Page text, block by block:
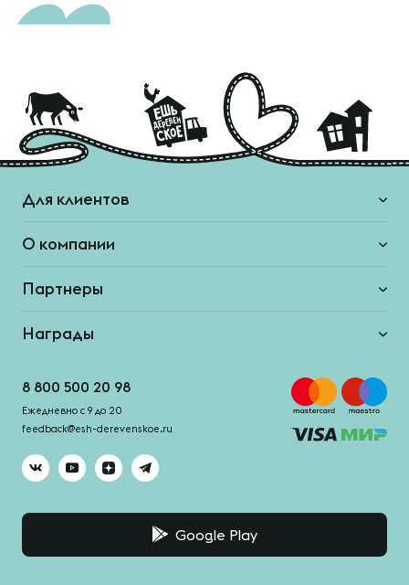
Для клиентов
О компании
Партнеры
Награды
8 800 500 20 98
Ежедневно с 9 до 20
feedback@esh-derevenskoe.ru
Google Play